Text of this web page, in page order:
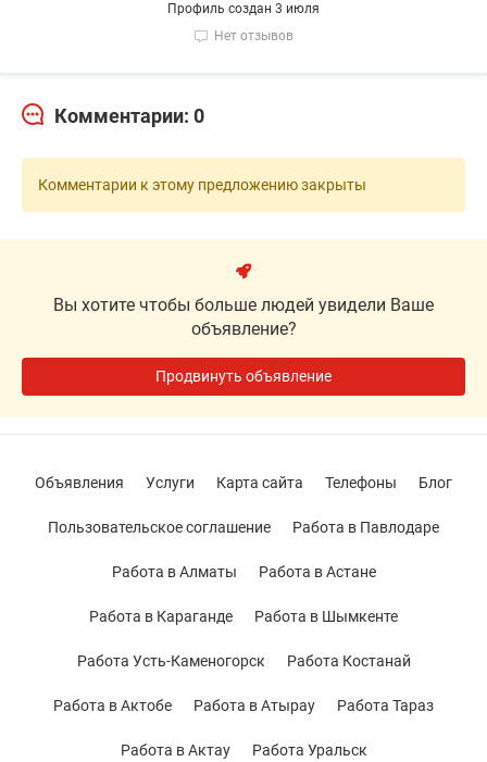
Профиль создан 3 июля
Нет отзывов
Комментарии: 0
Комментарии к этому предложению закрыты
Вы хотите чтобы больше людей увидели Ваше
объявление?
Продвинуть объявление
Объявления Услуги Карта сайта Телефоны Блог
Пользовательское соглашение Работа в Павлодаре
Работа в Алматы Работа в Астане
Работа в Караганде Работа в Шымкенте
Работа Усть-Каменогорск Работа Костанай
Работа в Актобе Работа в Атырау Работа Тараз
Работа в Актау Работа Уральск